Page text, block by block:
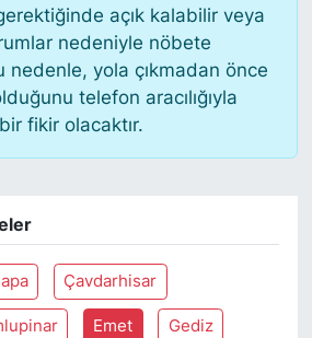
açık kalabilir veya
nedeniyle nöbete
nedenle, yola çıkmadan önce
telefon aracılığıyla
fikir olacaktır.
Çavdarhisar
Emet Gediz